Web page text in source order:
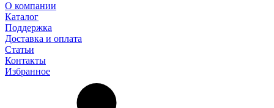
О компании
Каталог
Поддержка
Доставка и оплата
Статьи
Контакты
Избранное